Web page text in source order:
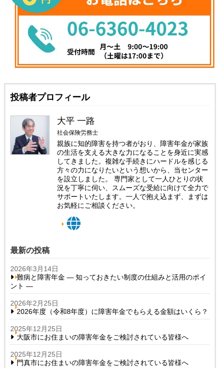
投稿者プロフィール
大平 一路
社会保険労務士
親族に知的障害を持つ者がおり、障害年金が家族
の生活を支える大きな力になることを身近に実感
してきました。複雑な手続きにハードルを感じる
方々の力になりたいという想いから、当センター
を設立しました。 専門家として一人ひとりの状
況を丁寧に伺い、スムーズな受給に向けて全力で
サポートいたします。一人で抱え込まず、まずは
お気軽にご相談ください。
最新の投稿
2026年3月14日
難病と障害年金 ― 知っておきたい制度の仕組みと活用のポイ
ント ―
2026年2月25日
2026年度（令和8年度）に障害年金でもらえる金額はいくら？
2025年12月25日
大阪市にお住まいの障害年金をご検討されている皆様へ
2025年12月25日
門真市にお住まいの障害年金をご検討されている皆様へ